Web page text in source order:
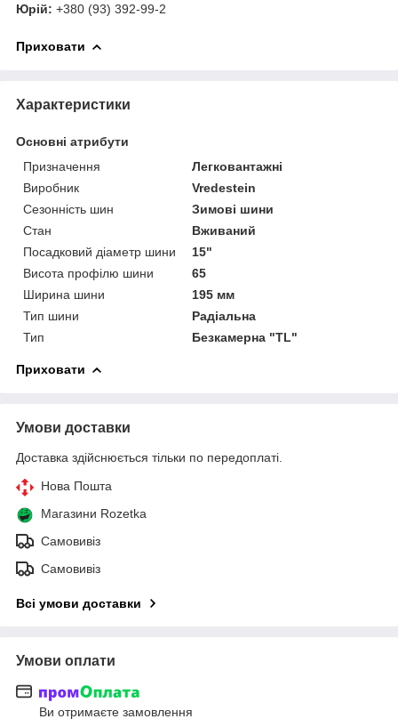
Юрій: +380 (93) 392-99-2
Приховати
Характеристики
Основні атрибути
Призначення
Легковантажні
Виробник
Vredestein
Сезонність шин
Зимові шини
Стан
Вживаний
Посадковий діаметр шини
15"
Висота профілю шини
65
Ширина шини
195 мм
Тип шини
Радіальна
Тип
Безкамерна "TL"
Приховати
Умови доставки
Доставка здійснюється тільки по передоплаті.
Нова Пошта
Магазини Rozetka
Самовивіз
Самовивіз
Всі умови доставки
Умови оплати
Ви отримаєте замовлення